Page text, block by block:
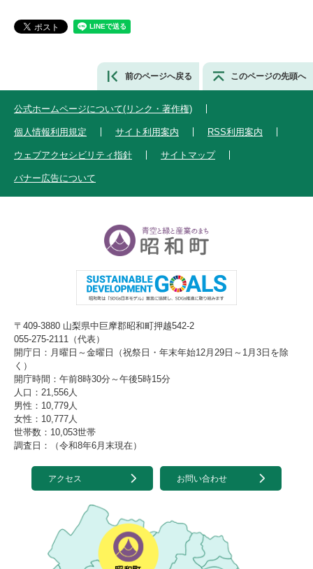
前のページへ戻る このページの先頭へ
公式ホームページについて(リンク・著作権)
個人情報利用規定 サイト利用案内 RSS利用案内
ウェブアクセシビリティ指針 サイトマップ
バナー広告について
〒409-3880 山梨県中巨摩郡昭和町押越542-2
055-275-2111（代表）
開庁日：月曜日～金曜日（祝祭日・年末年始12月29日～1月3日を除
く）
開庁時間：午前8時30分～午後5時15分
人口：21,556人
男性：10,779人
女性：10,777人
世帯数：10,053世帯
調査日：（令和8年6月末現在）
アクセス お問い合わせ